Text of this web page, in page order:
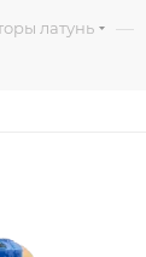
латунь —